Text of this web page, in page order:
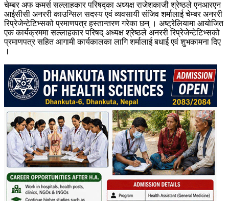
चेम्बर अफ कमर्स सल्लाहकार परिषद्का अध्यक्ष राजेशकाजी श्रेष्ठले एनआरएन
आईसीसी अनररी काउन्सिल सदस्य एवं व्यवसायी संजिव शर्मालाई चेम्बर अनररी
रिप्रेजेन्टेटिभ्सको प्रमाणपत्र हस्तान्तरण गरेका छन् । ​अष्ट्रेलियामा आयोजित
एक कार्यक्रममा सल्लाहकार परिषद् अध्यक्ष श्रेष्ठले अनररी रिप्रेजेन्टेटिभ्सको
प्रमाणपत्र सहित आगामी कार्यकालका लागि शर्मालाई बधाई एवं शुभकामना दिए
।